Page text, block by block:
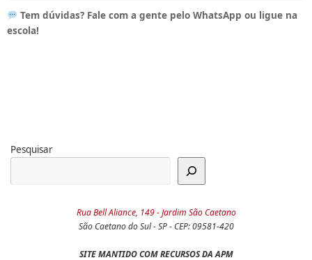
Tem dúvidas? Fale com a gente pelo WhatsApp ou ligue na
escola!
Pesquisar
Rua Bell Aliance, 149 - Jardim São Caetano
São Caetano do Sul - SP - CEP: 09581-420
SITE MANTIDO COM RECURSOS DA APM